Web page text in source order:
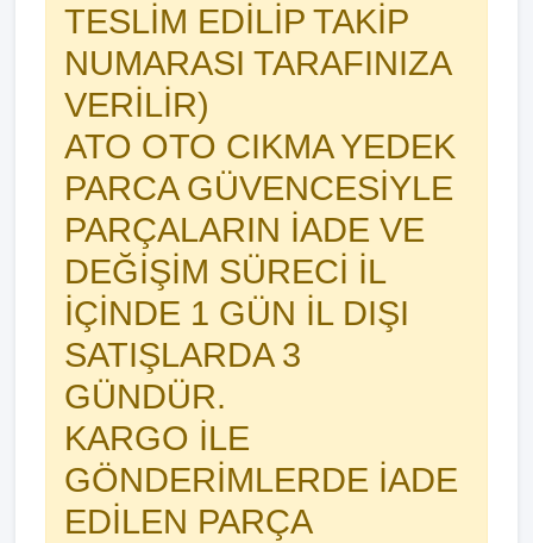
TESLİM EDİLİP TAKİP
NUMARASI TARAFINIZA
VERİLİR)
ATO OTO CIKMA YEDEK
PARCA GÜVENCESİYLE
PARÇALARIN İADE VE
DEĞİŞİM SÜRECİ İL
İÇİNDE 1 GÜN İL DIŞI
SATIŞLARDA 3
GÜNDÜR.
KARGO İLE
GÖNDERİMLERDE İADE
EDİLEN PARÇA